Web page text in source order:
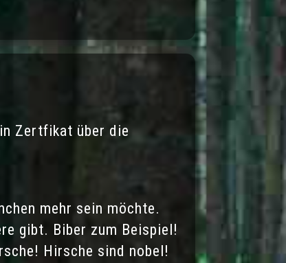
Zertfikat über die
mehr sein möchte.
gibt. Biber zum Beispiel!
Hirsche sind nobel!